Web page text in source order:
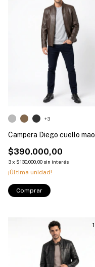
Campera Diego cuello mao
$390.000,00
3x $130.000,00 sin interés
¡Última unidad!
+3
Comprar
1